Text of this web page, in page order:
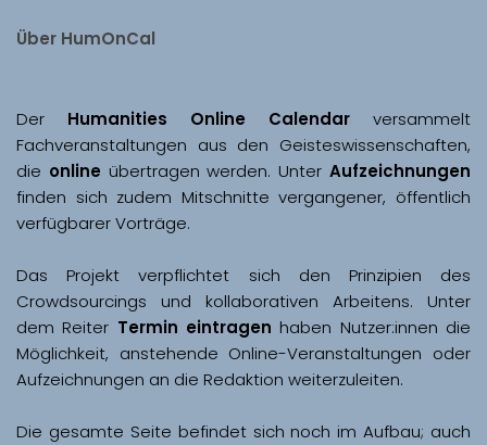
Über HumOnCal
Der Humanities Online Calendar versammelt
Fachveranstaltungen aus den Geisteswissenschaften,
die online übertragen werden. Unter Aufzeichnungen
finden sich zudem Mitschnitte vergangener, öffentlich
Das Projekt verpflichtet sich den Prinzipien des
Crowdsourcings und kollaborativen Arbeitens. Unter
dem Reiter Termin eintragen haben Nutzer:innen die
Möglichkeit, anstehende Online-Veranstaltungen oder
Aufzeichnungen an die Redaktion weiterzuleiten.
Die gesamte Seite befindet sich noch im Aufbau; auch